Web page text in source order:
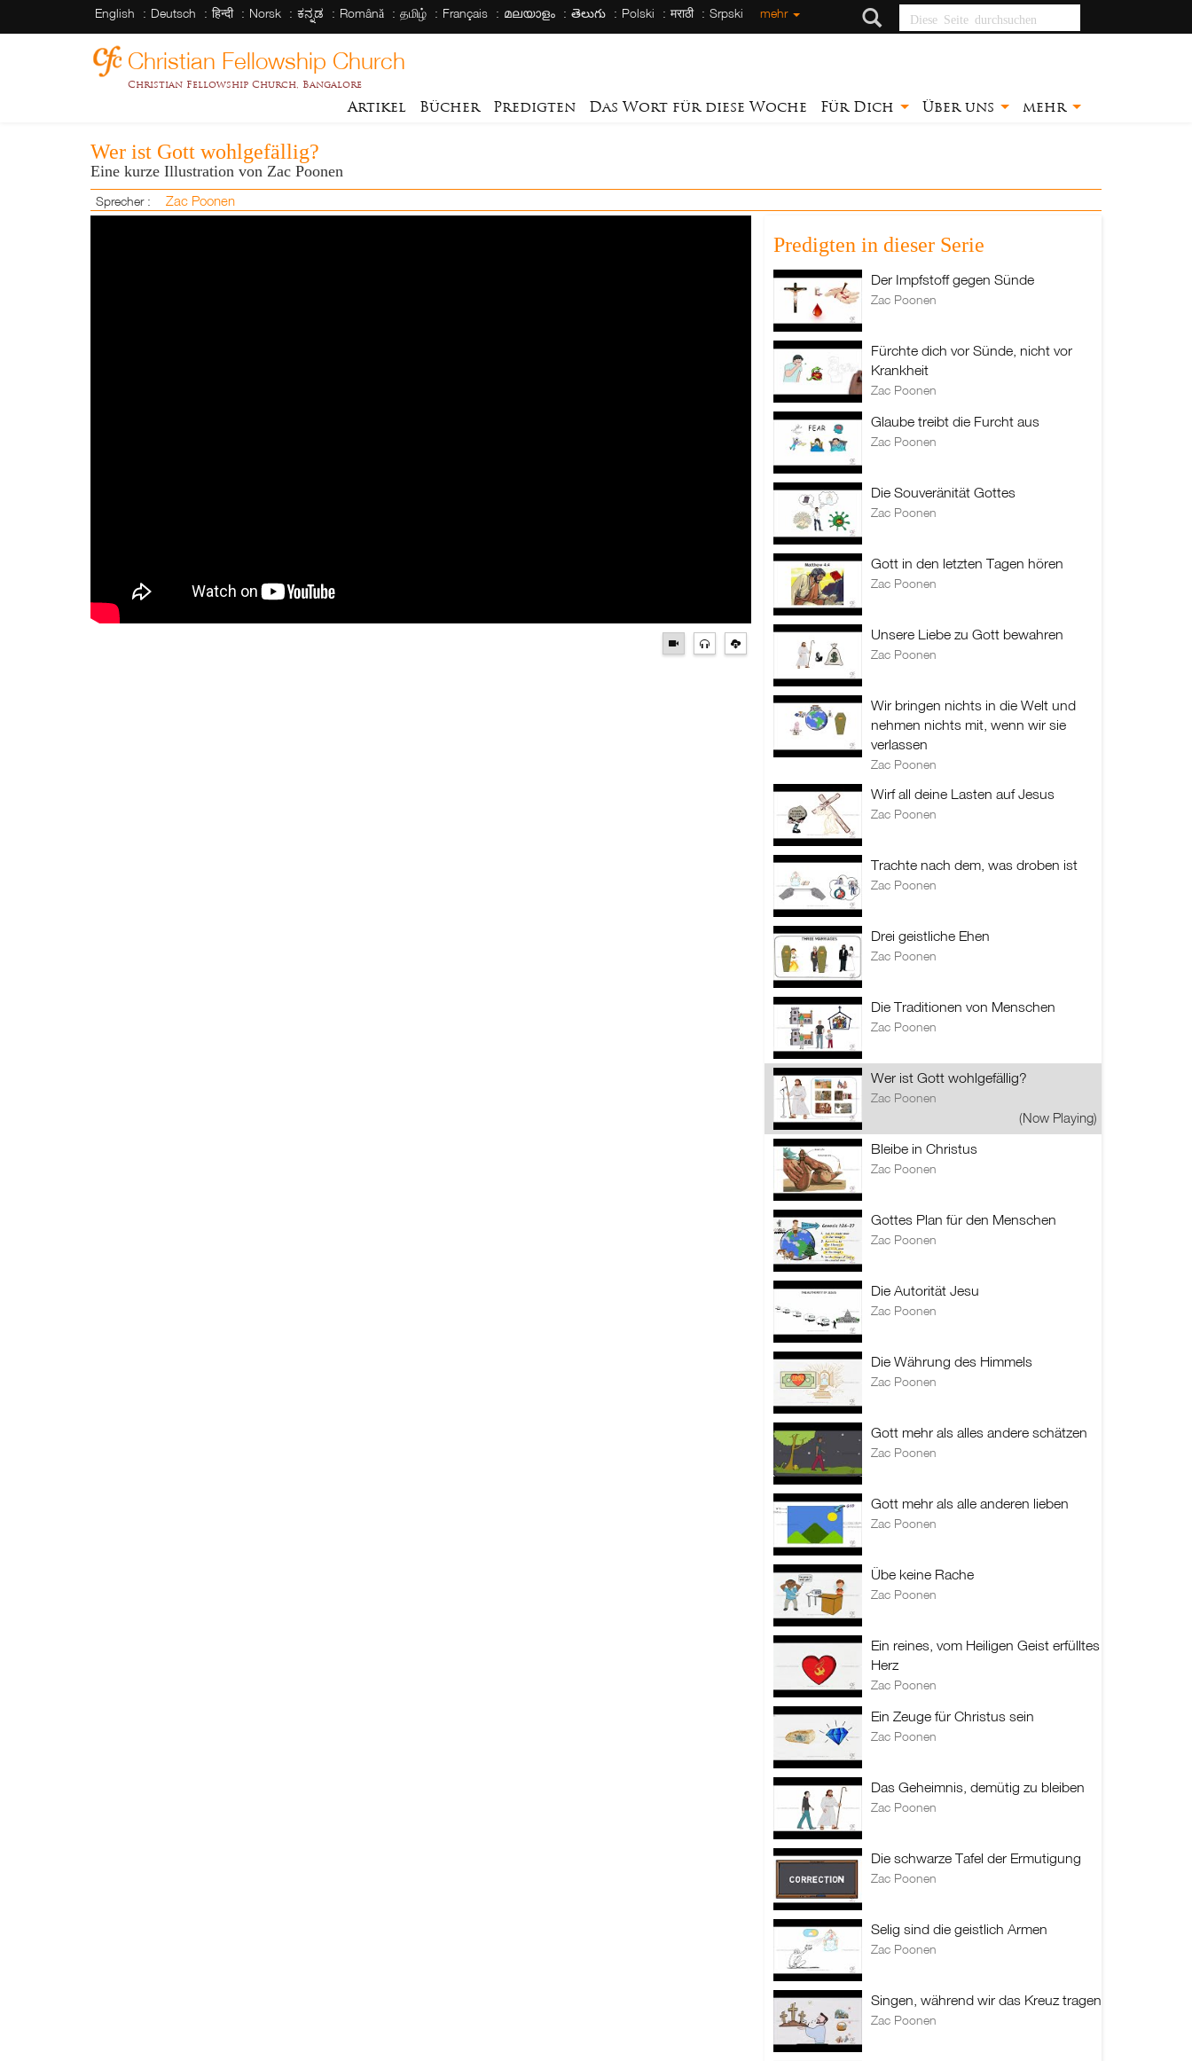
English Deutsch हिन्दी Norsk ಕನ್ನಡ Română தமிழ் Français മലയാളം తెలుగు Polski मराठी Srpski mehr
Diese Seite
durchsuchen
Christian Fellowship Church
Christian Fellowship Church, Bangalore
Artikel Bücher Predigten Das Wort für diese Woche Für Dich Über uns mehr
Wer ist Gott wohlgefällig?
Eine kurze Illustration von Zac Poonen
Sprecher : Zac Poonen
Predigten in dieser Serie
Der Impfstoff gegen Sünde
Zac Poonen
Fürchte dich vor Sünde, nicht vor
Krankheit
Zac Poonen
Glaube treibt die Furcht aus
Zac Poonen
Die Souveränität Gottes
Zac Poonen
Gott in den letzten Tagen hören
Zac Poonen
Unsere Liebe zu Gott bewahren
Zac Poonen
Wir bringen nichts in die Welt und
nehmen nichts mit, wenn wir sie
verlassen
Zac Poonen
Wirf all deine Lasten auf Jesus
Zac Poonen
Trachte nach dem, was droben ist
Zac Poonen
Drei geistliche Ehen
Zac Poonen
Die Traditionen von Menschen
Zac Poonen
Wer ist Gott wohlgefällig?
Zac Poonen
(Now Playing)
Bleibe in Christus
Zac Poonen
Gottes Plan für den Menschen
Zac Poonen
Die Autorität Jesu
Zac Poonen
Die Währung des Himmels
Zac Poonen
Gott mehr als alles andere schätzen
Zac Poonen
Gott mehr als alle anderen lieben
Zac Poonen
Übe keine Rache
Zac Poonen
Ein reines, vom Heiligen Geist erfülltes
Herz
Zac Poonen
Ein Zeuge für Christus sein
Zac Poonen
Das Geheimnis, demütig zu bleiben
Zac Poonen
Die schwarze Tafel der Ermutigung
Zac Poonen
Selig sind die geistlich Armen
Zac Poonen
Singen, während wir das Kreuz tragen
Zac Poonen